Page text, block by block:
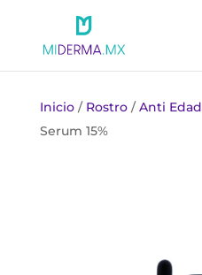
Inicio/ Rostro/Anti Edad
Serum 15%